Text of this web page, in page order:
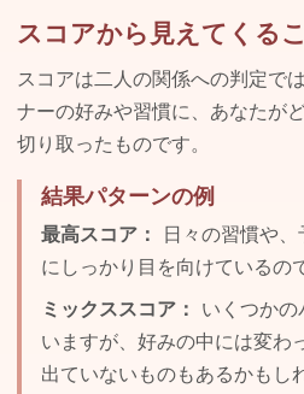
スコアから見えてくる
スコアは二人の関係への判定で
ナーの好みや習慣に、あなたが
切り取ったものです。
結果パターンの例
最高スコア：
日々の習慣や
にしっかり目を向けているの
ミックススコア： いくつか
いますが、好みの中には変わ
出ていないものもあるかもし